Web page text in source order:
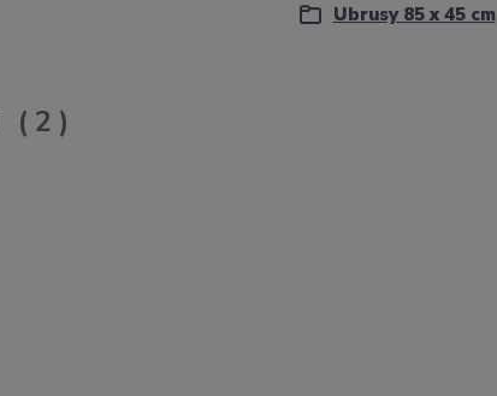
Ubrusy 85 x 45 cm
2